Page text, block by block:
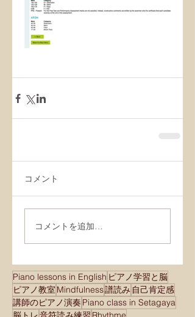
コメント
コメントを追加…
Piano lessons in English ピアノ学習と脳
ピアノ教室 Mindfulness譜読み 自己肯定感
講師のピアノ演奏 Piano class in Setagaya